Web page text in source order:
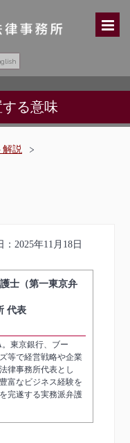
る意味
説
>
2025年11月18日
士（第一東京弁
代表
東京銀行、ブー
等で経営戦略や企業
律事務所代表とし
富なビジネス経験を
完遂する実務派弁護